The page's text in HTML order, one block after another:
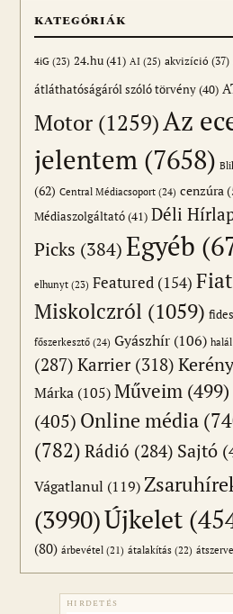
KATEGÓRIÁK
4iG (23) 24.hu(41) AI (25) akvizíció (37)
átláthatóságáról szóló törvény(40)
Motor (1259)Az
jelentem (7658)
(62) Central Médiacsoport (24) cenzúra
Médiaszolgáltató(41) Déli
Picks (384)Egyéb
elhunyt (23) Featured (154)
Miskolczról (1059)
főszerkesztő (24) Gyászhír (106) halál
(287) Karrier(318)
Márka (105) Műveim (499)
(405) Online média
(782) Rádió (284) Sajtó
Vágatlanul (119)
(3990)Újkelet
(80) árbevétel (21) átalakítás (22)
HIRDETÉS